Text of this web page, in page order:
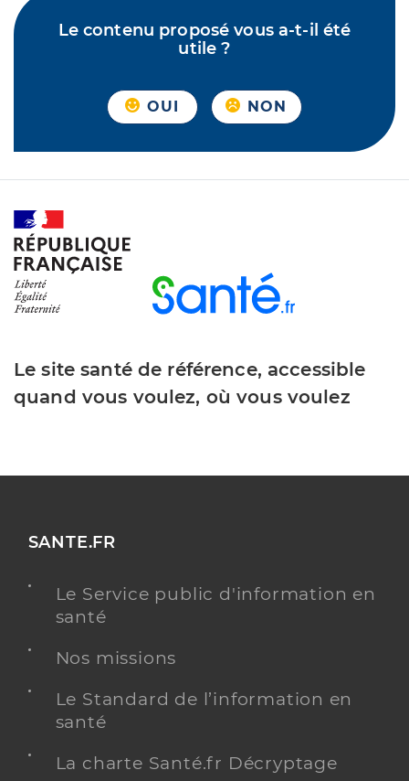
Le contenu proposé vous a-t-il été
utile ?
OUI NON
Le site santé de référence, accessible
quand vous voulez, où vous voulez
SANTE.FR
Le Service public d'information en
santé
Nos missions
Le Standard de l’information en
santé
La charte Santé.fr Décryptage